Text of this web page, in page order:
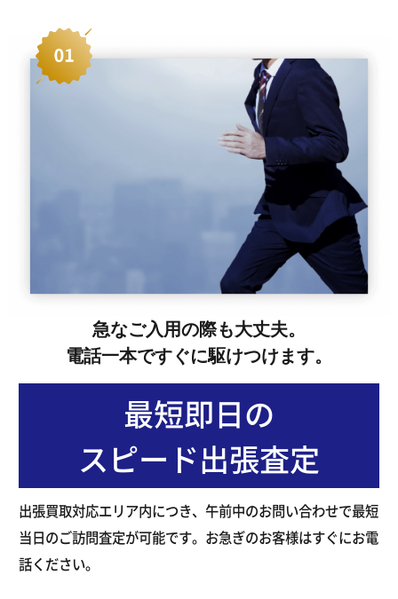
急なご入用の際も大丈夫。
電話一本ですぐに駆けつけます。
最短即日の
スピード出張査定
出張買取対応エリア内につき、午前中のお問い合わせで最短
当日のご訪問査定が可能です。お急ぎのお客様はすぐにお電
話ください。